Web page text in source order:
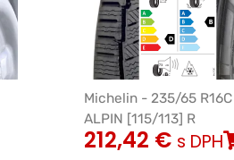
Michelin - 235/65 R16C
ALPIN [115/113] R
212,42 € s DPH